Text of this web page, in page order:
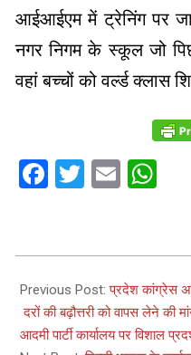
आईआईएम में ट्रेनिंग पर
नगर निगम के स्कूल जो
वहां बच्चों को वर्ल्ड क्लास
Facebook
Twitter
Email
06-
27
Previous Post:प्रदेश कांग्रेस
दरों की बढ़ौत्तरी को वापस लेने
आदमी पार्टी कार्यालय पर विशाल